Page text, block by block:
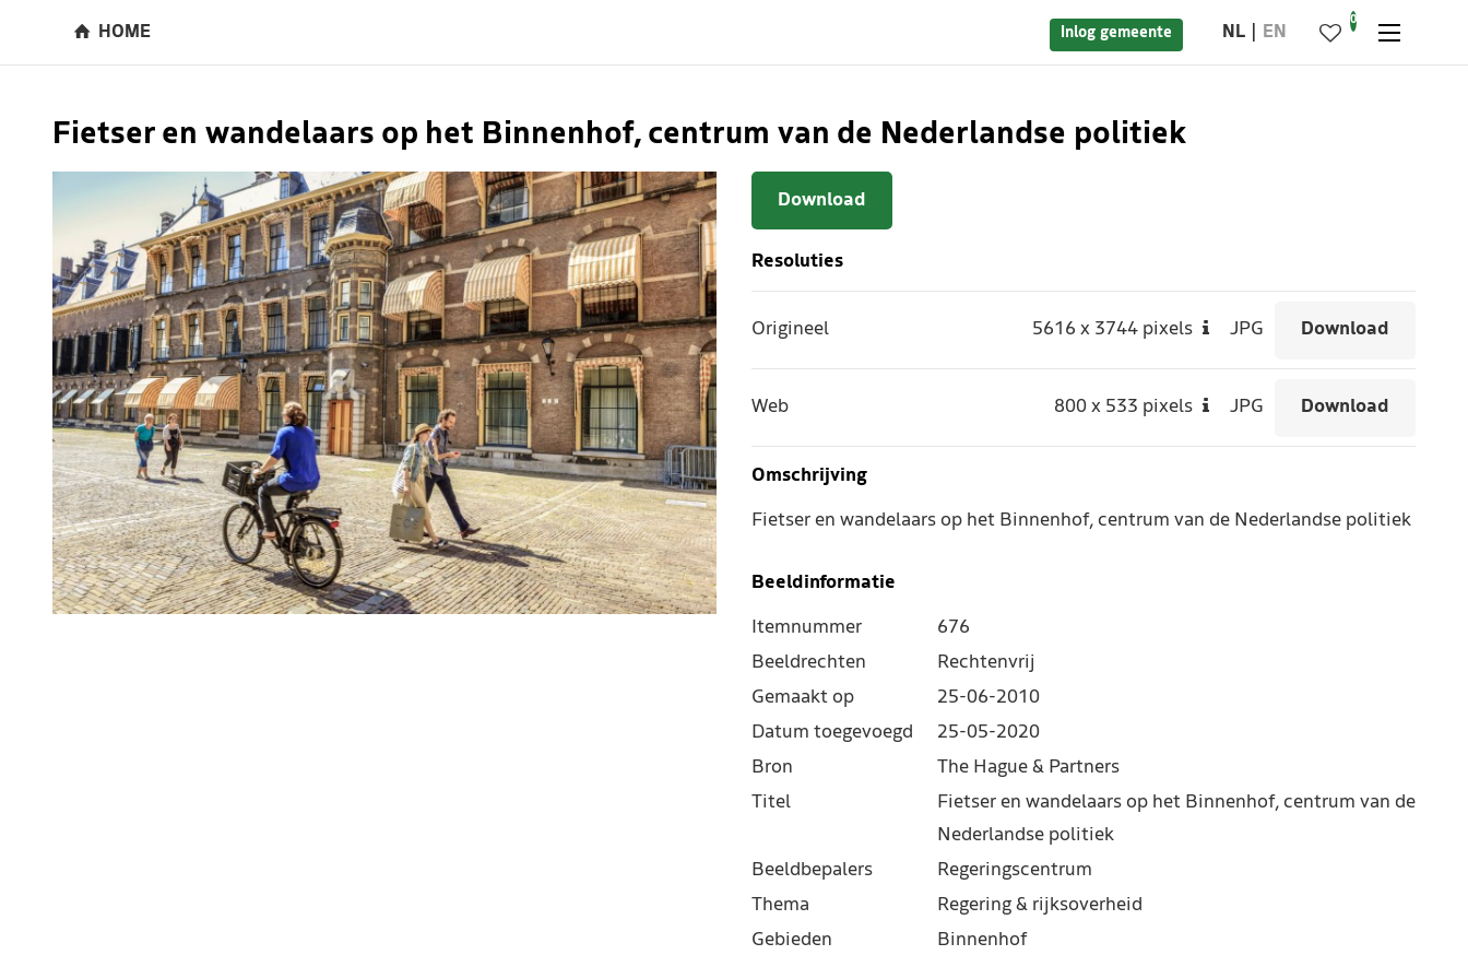
HOME Inlog gemeente NL EN
0
Fietser en wandelaars op het Binnenhof, centrum van de Nederlandse politiek
Download
Resoluties
Origineel 5616x 3744 pixels JPG Download
Web 800x 533 pixels JPG Download
Omschrijving
Fietser en wandelaars op het Binnenhof, centrum van de Nederlandse politiek
Beeldinformatie
Itemnummer
676
Beeldrechten
Rechtenvrij
Gemaakt op
25-06-2010
Datum toegevoegd
25-05-2020
Bron
The Hague & Partners
Titel
Fietser en wandelaars op het Binnenhof, centrum van de
Nederlandse politiek
Beeldbepalers
Regeringscentrum
Thema
Regering & rijksoverheid
Gebieden
Binnenhof